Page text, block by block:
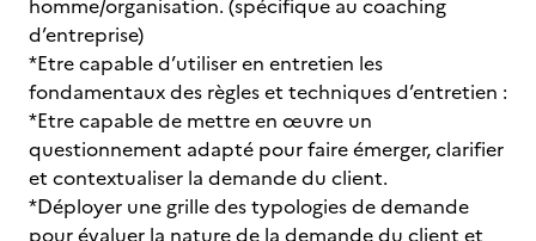
homme/organisation. (spécifique au coaching
d’entreprise)
*Etre capable d’utiliser en entretien les
fondamentaux des règles et techniques d’entretien :
*Etre capable de mettre en œuvre un
questionnement adapté pour faire émerger, clarifier
et contextualiser la demande du client.
*Déployer une grille des typologies de demande
pour évaluer la nature de la demande du client et